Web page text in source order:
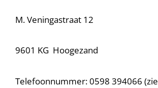
M. Veningastraat 12
9601 KG Hoogezand
Telefoonnummer: 0598 394066 (zie